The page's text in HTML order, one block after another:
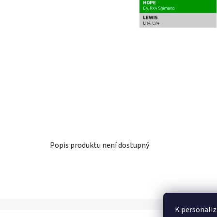
K
Popis produktu není dostupný